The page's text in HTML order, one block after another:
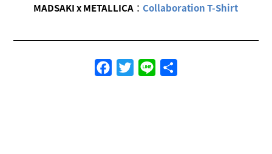
MADSAKI x METALLICA ：Collaboration T-Shirt
FacebookTwitterLine